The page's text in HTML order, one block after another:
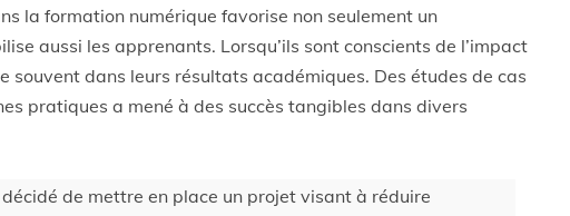
la formation numérique favorise non seulement un
aussi les apprenants. Lorsqu’ils sont conscients de l’impact
souvent dans leurs résultats académiques. Des études de cas
pratiques a mené à des succès tangibles dans divers
de mettre en place un projet visant à réduire